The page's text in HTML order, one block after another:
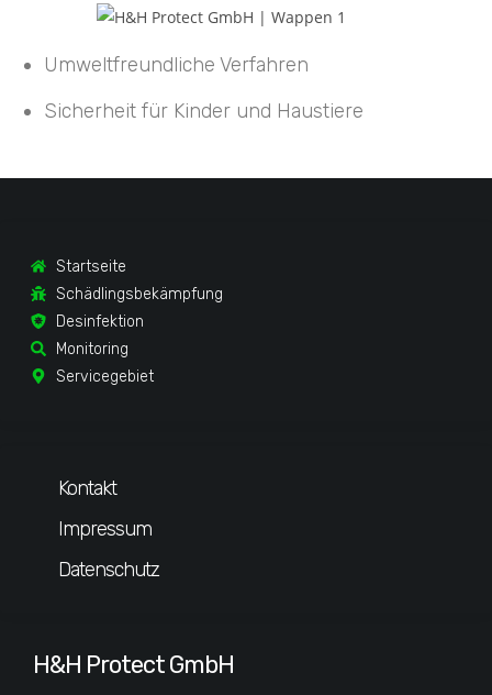
Umweltfreundliche Verfahren
Sicherheit für Kinder und Haustiere
H&H Protect GmbH
Kontakt
Impressum
Datenschutz
Startseite
Schädlingsbekämpfung
Desinfektion
Monitoring
Servicegebiet